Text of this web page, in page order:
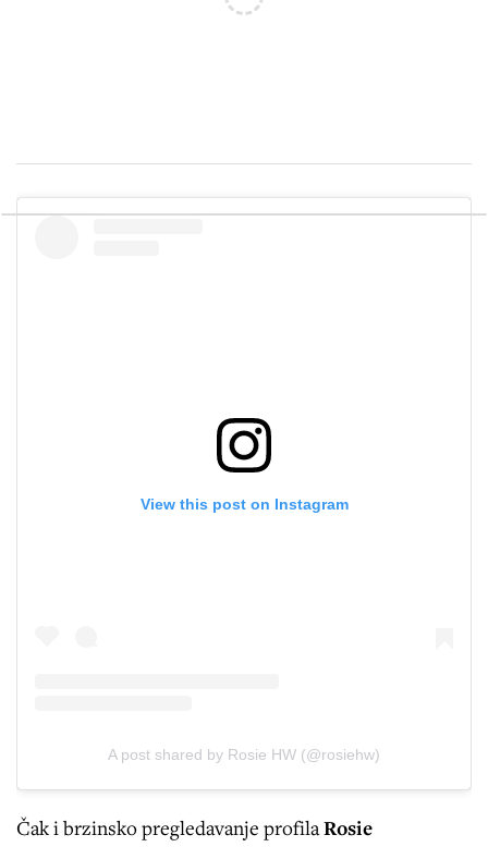
View this post on Instagram
A post shared by Rosie HW (@rosiehw)
Čak i brzinsko pregledavanje profilaRosie